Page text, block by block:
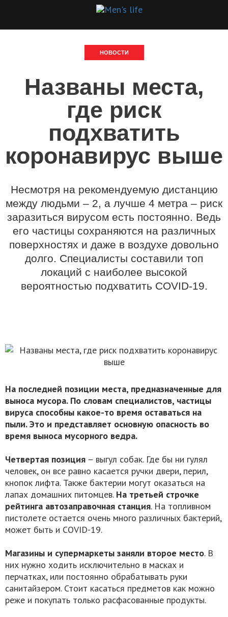
НОВОСТИ
Названы места,
где риск
подхватить
коронавирус выше
Несмотря на рекомендуемую дистанцию
между людьми – 2, а лучше 4 метра – риск
заразиться вирусом есть постоянно. Ведь
его частицы сохраняются на различных
поверхностях и даже в воздухе довольно
долго. Специалисты составили топ
локаций с наиболее высокой
вероятностью подхватить COVID-19.
На последней позиции места, предназначенные для
выноса мусора. По словам специалистов, частицы
вируса способны какое-то время оставаться на
пыли. Это и представляет основную опасность во
время выноса мусорного ведра.
Четвертая позиция – выгул собак. Где бы ни гулял
человек, он все равно касается ручки двери, перил,
кнопок лифта. Также бактерии могут оказаться на
лапах домашних питомцев. На третьей строчке
рейтинга автозаправочная станция. На топливном
пистолете остается очень много различных бактерий,
может быть и COVID-19.
Магазины и супермаркеты заняли второе место. В
них нужно ходить исключительно в масках и
перчатках, или постоянно обрабатывать руки
санитайзером. Стоит касаться предметов как можно
реже и покупать только расфасованные продукты.